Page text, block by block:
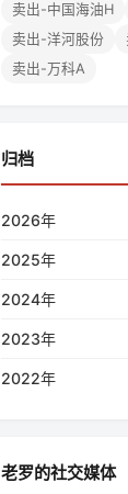
卖出-中国海油H
卖出-洋河股份
卖出-万科A
归档
2026年
2025年
2024年
2023年
2022年
老罗的社交媒体